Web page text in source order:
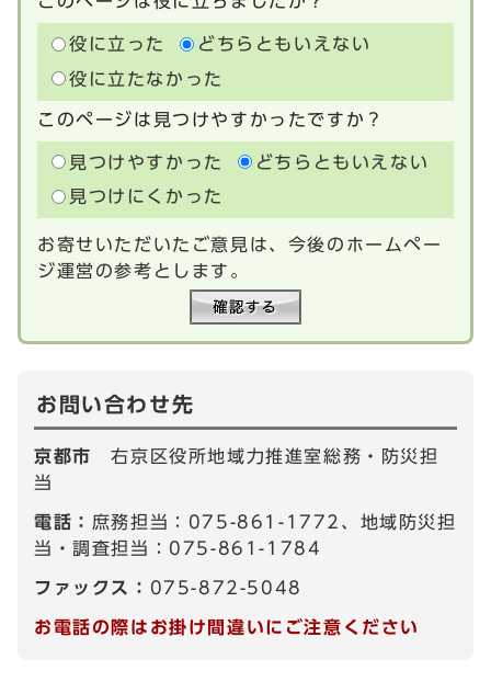
役に立った
どちらともいえない
役に立たなかった
このページは見つけやすかったですか？
見つけやすかった
どちらともいえない
見つけにくかった
お寄せいただいたご意見は、今後のホームペー
ジ運営の参考とします。
お問い合わせ先
京都市右京区役所地域力推進室総務・防災担
当
電話： 庶務担当：075-861-1772、地域防災担
当・調査担当：075-861-1784
ファックス： 075-872-5048
お電話の際はお掛け間違いにご注意ください